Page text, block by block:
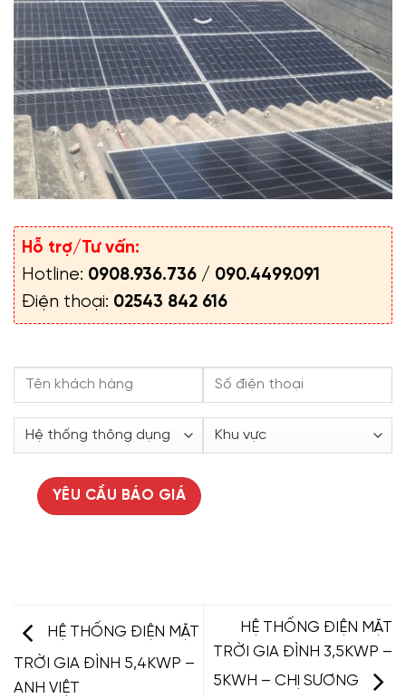
Hỗ trợ/Tư vấn:
Hotline: 0908.936.736 / 090.4499.091
Điện thoại: 02543 842 616
HỆ THỐNG ĐIỆN MẶT
TRỜI GIA ĐÌNH 5,4KWP –
ANH VIỆT
HỆ THỐNG ĐIỆN MẶT
TRỜI GIA ĐÌNH 3,5KWP –
5KWH – CHỊ SƯƠNG